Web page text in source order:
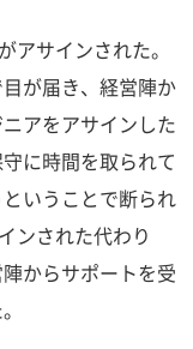
サインされた。
が届き、経営陣か
アをアサインした
に時間を取られて
いうことで断られ
ンされた代わり
からサポートを受